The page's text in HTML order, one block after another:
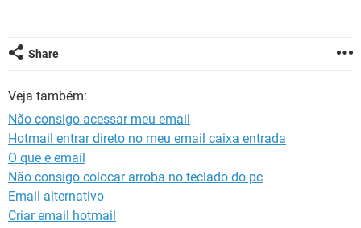
Share
Veja também:
Não consigo acessar meu email
Hotmail entrar direto no meu email caixa entrada
O que e email
Não consigo colocar arroba no teclado do pc
Email alternativo
Criar email hotmail